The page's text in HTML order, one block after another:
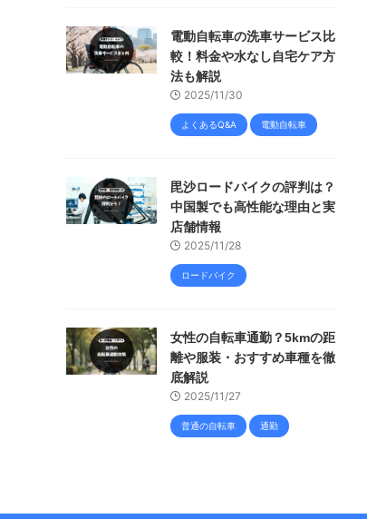
電動自転車の洗車サービス比
較！料金や水なし自宅ケア方
法も解説
2025/11/30
よくあるQ&A 電動自転車
毘沙ロードバイクの評判は？
中国製でも高性能な理由と実
店舗情報
2025/11/28
ロードバイク
女性の自転車通勤？5kmの距
離や服装・おすすめ車種を徹
底解説
2025/11/27
普通の自転車 通勤